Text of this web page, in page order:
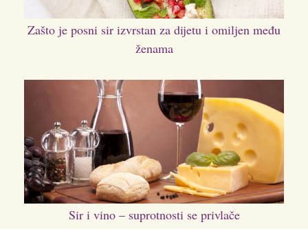
Zašto je posni sir izvrstan za dijetu i omiljen među
ženama
Sir i vino – suprotnosti se privlače